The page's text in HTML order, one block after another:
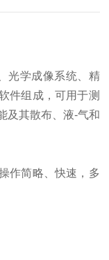
光学成像系统、精
件组成，可用于测
及其散布、液-气和
简略、快速，多